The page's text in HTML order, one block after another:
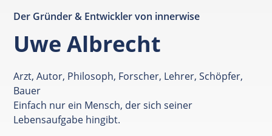
Der Gründer & Entwickler von innerwise
Uwe Albrecht
Arzt, Autor, Philosoph, Forscher, Lehrer, Schöpfer,
Bauer
Einfach nur ein Mensch, der sich seiner
Lebensaufgabe hingibt.